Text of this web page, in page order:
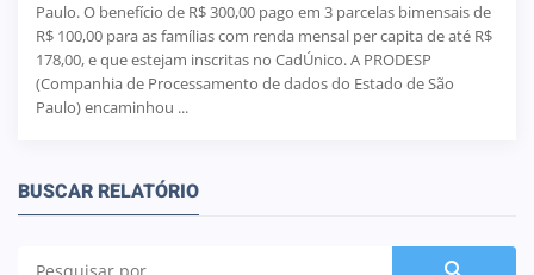
Paulo. O benefício de R$ 300,00 pago em 3 parcelas bimensais de
R$ 100,00 para as famílias com renda mensal per capita de até R$
178,00, e que estejam inscritas no CadÚnico. A PRODESP
(Companhia de Processamento de dados do Estado de São
Paulo) encaminhou ...
BUSCAR RELATÓRIO